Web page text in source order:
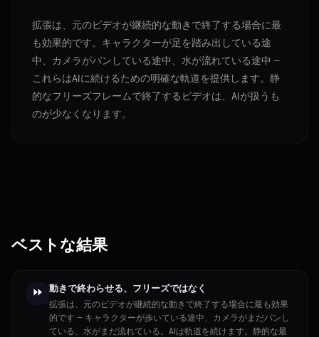
拡張は、元のビデオが継続的な動きで終了する場合に最
も効果的です。キャラクターが足を踏み出している途
中、カメラがパンしている途中、水が流れている途中 —
これらはAIに続けるための明確な軌道を提供します。静
的なフリーズフレームで終了するビデオは、AIが扱うも
のが少なくなります。
ベストな結果
⏩ 動きで終わらせる、フリーズではなく
拡張は、元のビデオが継続的な動きで終了する場合に最も効果
的です — キャラクターが歩いている途中、カメラがまだパンし
ている、水がまだ流れている。AIは軌道を続けます。静的な最